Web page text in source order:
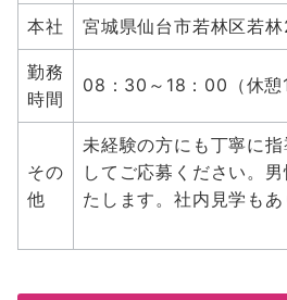
本社 宮城県仙台市若林区若
勤務
時間
08：30～18：00（休憩
その
他
未経験の方にも丁寧に
してご応募ください。
たします。社内見学もあ